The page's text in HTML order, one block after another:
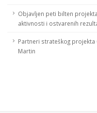
Objavljen peti bilten
aktivnosti i ostvarenih
Partneri strateškog projekta
Martin